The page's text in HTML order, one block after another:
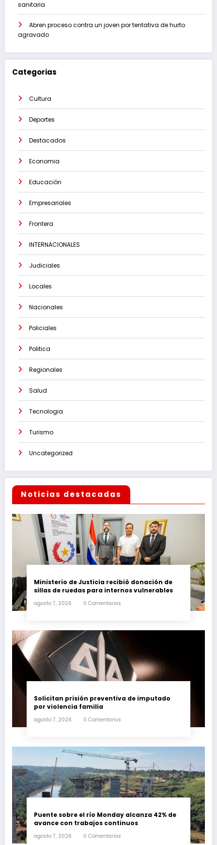
sanitaria
Abren proceso contra un joven por tentativa de hurto
agravado
Categorias
Cultura
Deportes
Destacados
Economia
Educación
Empresariales
Frontera
INTERNACIONALES
Judiciales
Locales
Nacionales
Policiales
Politica
Regionales
Salud
Tecnologia
Turismo
Uncategorized
Noticias destacadas
Ministerio de Justicia recibió donación de
sillas de ruedas para internos vulnerables
agosto 7, 2026 0 Comentarios
Solicitan prisión preventiva de imputado
por violencia familia
agosto 7, 2026 0 Comentarios
Puente sobre el río Monday alcanza 42% de
avance con trabajos continuos
agosto 7, 2026 0 Comentarios